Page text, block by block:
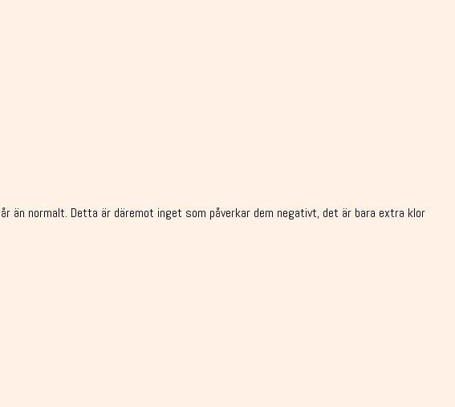
än normalt. Detta är däremot inget som påverkar dem negativt, det är bara extra klor